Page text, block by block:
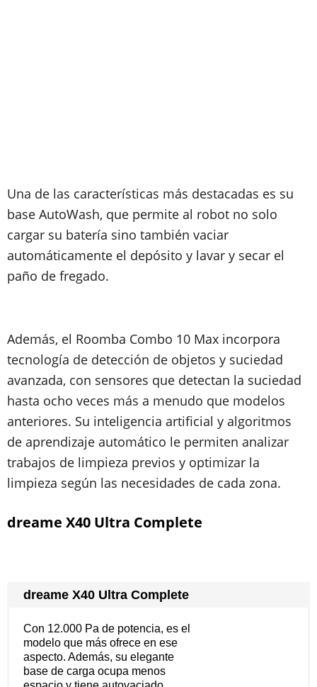
Una de las características más destacadas es su
base AutoWash, que permite al robot no solo
cargar su batería sino también vaciar
automáticamente el depósito y lavar y secar el
paño de fregado.
Además, el Roomba Combo 10 Max incorpora
tecnología de detección de objetos y suciedad
avanzada, con sensores que detectan la suciedad
hasta ocho veces más a menudo que modelos
anteriores. Su inteligencia artificial y algoritmos
de aprendizaje automático le permiten analizar
trabajos de limpieza previos y optimizar la
limpieza según las necesidades de cada zona.
dreame X40 Ultra Complete
dreame X40 Ultra Complete
Con 12.000 Pa de potencia, es el
modelo que más ofrece en ese
aspecto. Además, su elegante
base de carga ocupa menos